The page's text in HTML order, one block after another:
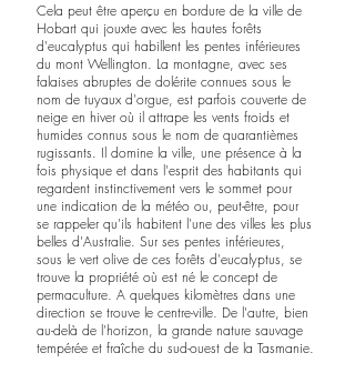
Cela peut être aperçu en bordure de la ville de
Hobart qui jouxte avec les hautes forêts
d'eucalyptus qui habillent les pentes inférieures
du mont Wellington. La montagne, avec ses
falaises abruptes de dolérite connues sous le
nom de tuyaux d'orgue, est parfois couverte de
neige en hiver où il attrape les vents froids et
humides connus sous le nom de quarantièmes
rugissants. Il domine la ville, une présence à la
fois physique et dans l'esprit des habitants qui
regardent instinctivement vers le sommet pour
une indication de la météo ou, peut-être, pour
se rappeler qu'ils habitent l'une des villes les plus
belles d'Australie. Sur ses pentes inférieures,
sous le vert olive de ces forêts d'eucalyptus, se
trouve la propriété où est né le concept de
permaculture. A quelques kilomètres dans une
direction se trouve le centre-ville. De l'autre, bien
au-delà de l'horizon, la grande nature sauvage
tempérée et fraîche du sud-ouest de la Tasmanie.